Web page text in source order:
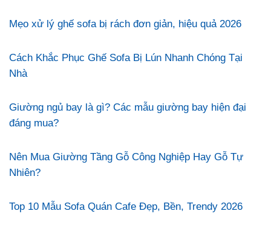
Mẹo xử lý ghế sofa bị rách đơn giản, hiệu quả 2026
Cách Khắc Phục Ghế Sofa Bị Lún Nhanh Chóng Tại
Nhà
Giường ngủ bay là gì? Các mẫu giường bay hiện đại
đáng mua?
Nên Mua Giường Tầng Gỗ Công Nghiệp Hay Gỗ Tự
Nhiên?
Top 10 Mẫu Sofa Quán Cafe Đẹp, Bền, Trendy 2026